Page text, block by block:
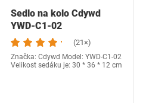
Sedlo na kolo Cdywd
YWD-C1-02
(21×)
Značka: Cdywd Model: ‎YWD-C1-02
Velikost sedáku je: 30 * 36 * 12 cm